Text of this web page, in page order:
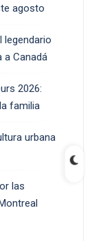
agosto
legendario
a Canadá
2026:
familia
urbana
las